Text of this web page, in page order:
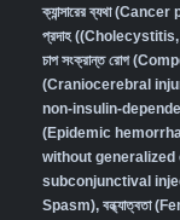
ক্যান্সারের ব্যথা
প্রদাহ
চাপ সংক্রান্ত রোগ
(Craniocerebral
non-insulin-
(Epidemic
without
subconjunctival
Spasm), বন্ধ্যাত্বতা